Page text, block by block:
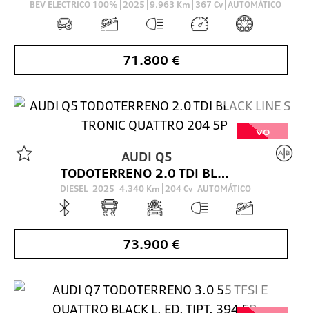
BEV ELECTRICO 100% 2025 9.963 Km 367 Cv AUTOMÁTICO
71.800 €
VO
AUDI Q5
TODOTERRENO 2.0 TDI BLACK LINE S TRONIC QUATTRO 204 5P
DIESEL 2025 4.340 Km 204 Cv AUTOMÁTICO
73.900 €